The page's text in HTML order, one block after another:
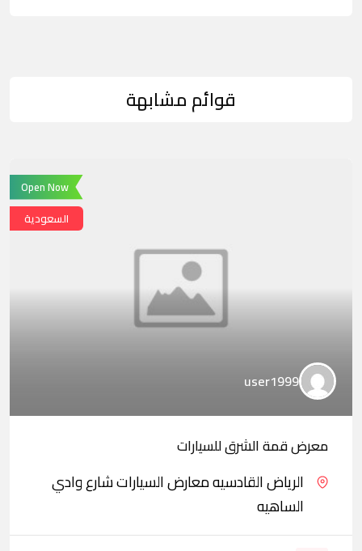
قوائم مشابهة
Open Now
السعودية
user1999
معرض قمة الشرق للسيارات
الرياض القادسيه معارض السيارات شارع وادي
الساهيه